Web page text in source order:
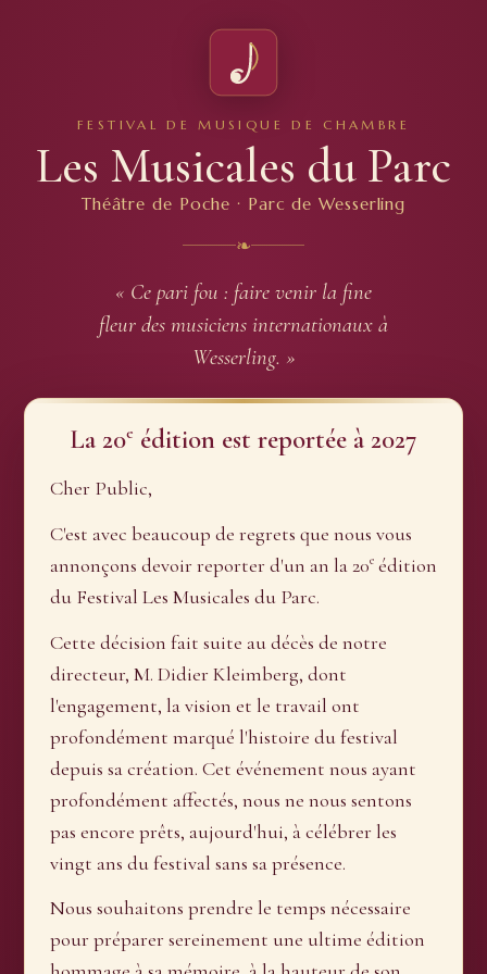
FESTIVAL DE MUSIQUE DE CHAMBRE
Les Musicales du Parc
Théâtre de Poche · Parc de Wesserling
❧
« Ce pari fou : faire venir la fine
fleur des musiciens internationaux à
Wesserling. »
La 20e édition est reportée à 2027
Cher Public,
C'est avec beaucoup de regrets que nous vous
annonçons devoir reporter d'un an la 20eédition
du Festival Les Musicales du Parc.
Cette décision fait suite au décès de notre
directeur, M. Didier Kleimberg, dont
l'engagement, la vision et le travail ont
profondément marqué l'histoire du festival
depuis sa création. Cet événement nous ayant
profondément affectés, nous ne nous sentons
pas encore prêts, aujourd'hui, à célébrer les
vingt ans du festival sans sa présence.
Nous souhaitons prendre le temps nécessaire
pour préparer sereinement une ultime édition